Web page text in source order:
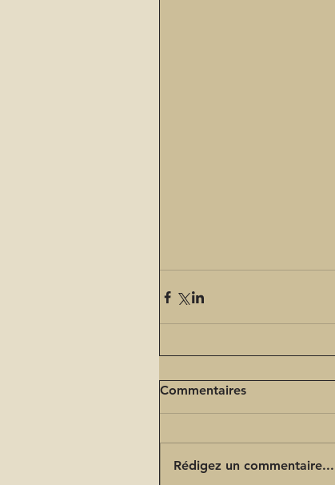
Commentaires
Rédigez un commentaire...